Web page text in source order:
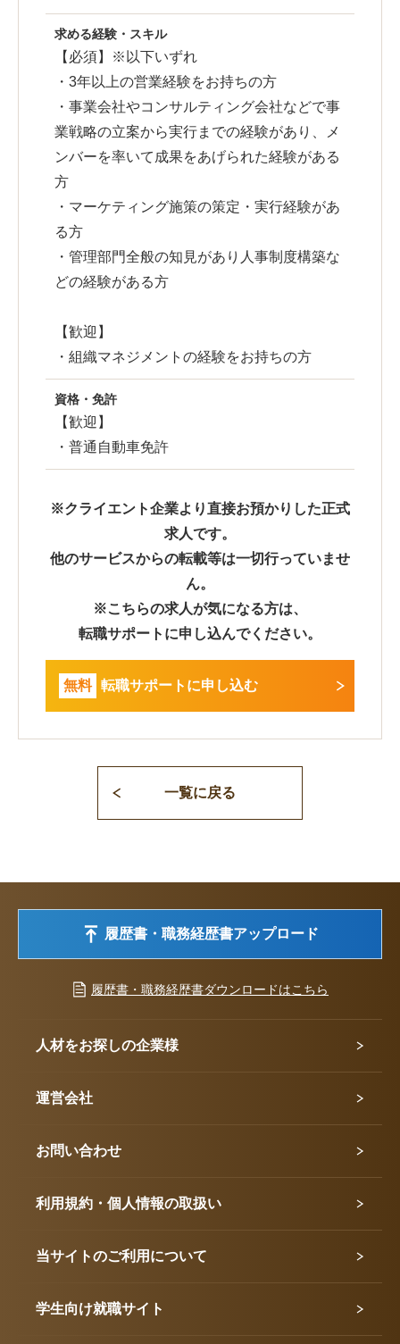
求める経験・スキル
【必須】※以下いずれ
・3年以上の営業経験をお持ちの方
・事業会社やコンサルティング会社などで事
業戦略の立案から実行までの経験があり、メ
ンバーを率いて成果をあげられた経験がある
方
・マーケティング施策の策定・実行経験があ
る方
・管理部門全般の知見があり人事制度構築な
どの経験がある方
【歓迎】
・組織マネジメントの経験をお持ちの方
資格・免許
【歓迎】
・普通自動車免許
※クライエント企業より直接お預かりした正式
求人です。
他のサービスからの転載等は一切行っていませ
ん。
※こちらの求人が気になる方は、
転職サポートに申し込んでください。
無料 転職サポートに申し込む
一覧に戻る
履歴書・職務経歴書アップロード
履歴書・職務経歴書ダウンロードはこちら
人材をお探しの企業様
運営会社
お問い合わせ
利用規約・個人情報の取扱い
当サイトのご利用について
学生向け就職サイト